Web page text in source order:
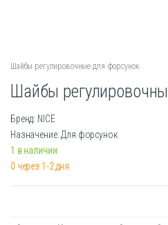
Шайбы регулировочные для форсунок
Шайбы
Бренд: NICE
Назначение: Для форсунок
1 в наличии
0 через 1-2 дня